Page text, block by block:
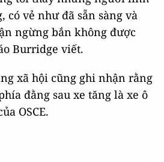
có vẻ như đã sẵn sàng và
ngừng bắn không được
Burridge viết.
xã hội cũng ghi nhận rằng
đằng sau xe tăng là xe ô
OSCE.